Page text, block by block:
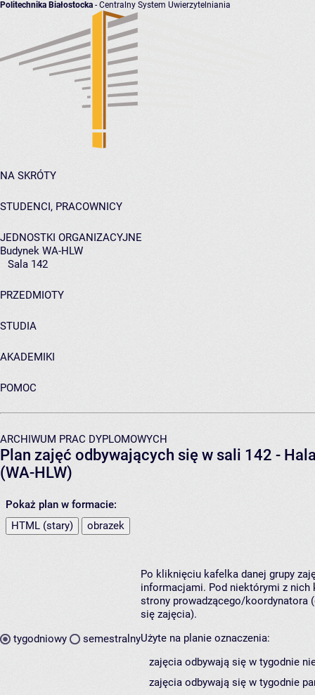
Politechnika Białostocka - Centralny System Uwierzytelniania
NA SKRÓTY
STUDENCI, PRACOWNICY
JEDNOSTKI ORGANIZACYJNE
Budynek WA-HLW
Sala 142
PRZEDMIOTY
STUDIA
AKADEMIKI
POMOC
ARCHIWUM PRAC DYPLOMOWYCH
Plan zajęć odbywających się w sali 142 -
(WA-HLW)
Pokaż plan w formacie:
HTML (stary)
obrazek
tygodniowy semestralny
Po kliknięciu kafelka danej grupy
informacjami. Pod niektórymi z nich
strony prowadzącego/koordynatora
się zajęcia).
Użyte na planie oznaczenia:
zajęcia odbywają się w tygodnie
zajęcia odbywają się w tygodnie